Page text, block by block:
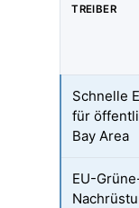
TREIBER
Schnelle
für
Bay Area
EU-